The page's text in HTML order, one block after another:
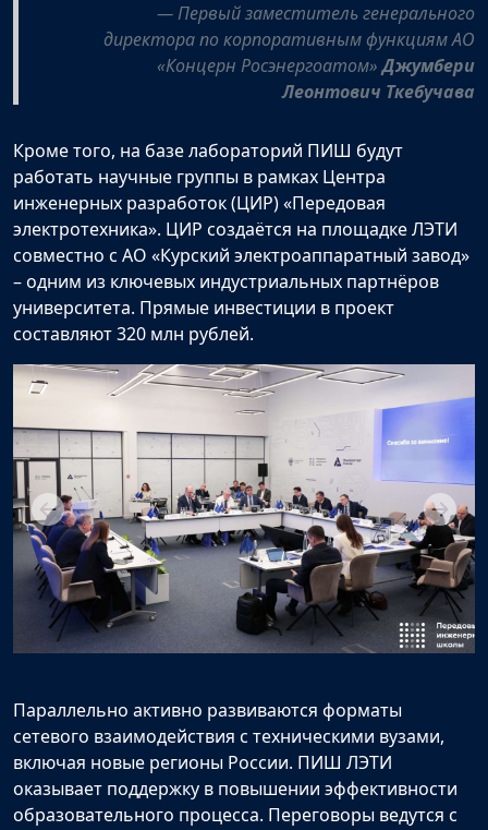
Первый заместитель генерального
директора по корпоративным функциям АО
«Концерн Росэнергоатом»Джумбери
Леонтович Ткебучава
Кроме того, на базе лабораторий ПИШ будут
работать научные группы в рамках Центра
инженерных разработок (ЦИР) «Передовая
электротехника». ЦИР создаётся на площадке ЛЭТИ
совместно с АО «Курский электроаппаратный завод»
– одним из ключевых индустриальных партнёров
университета. Прямые инвестиции в проект
составляют 320 млн рублей.
Параллельно активно развиваются форматы
сетевого взаимодействия с техническими вузами,
включая новые регионы России. ПИШ ЛЭТИ
оказывает поддержку в повышении эффективности
образовательного процесса. Переговоры ведутся с